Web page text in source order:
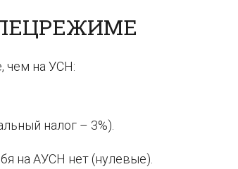
чем на УСН:
налог – 3%).
на АУСН нет (нулевые).